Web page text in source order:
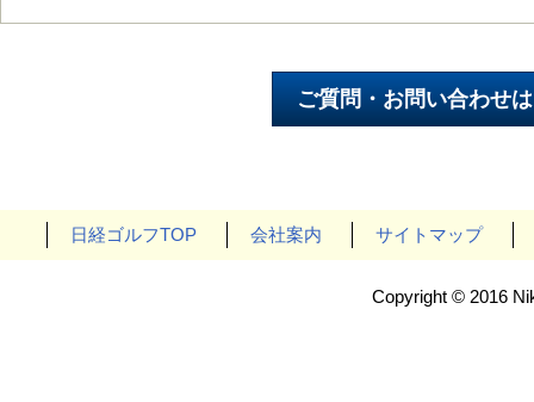
日経ゴルフTOP 会社案内 サイトマップ
Copyright © 2016